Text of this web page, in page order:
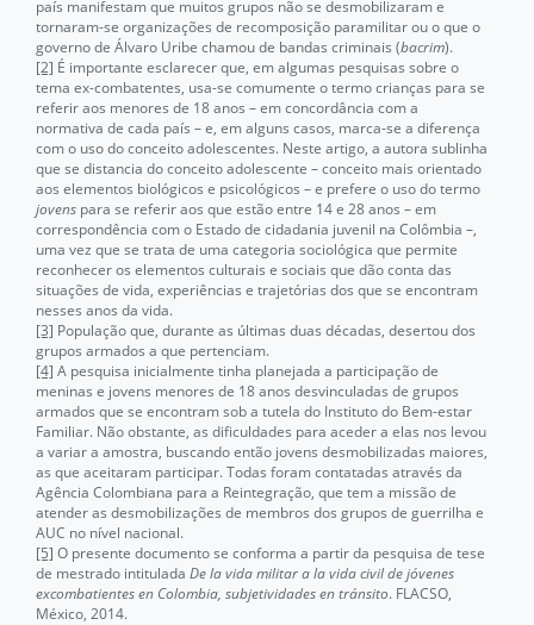
país manifestam que muitos grupos não se desmobilizaram e
tornaram-se organizações de recomposição paramilitar ou o que o
governo de Álvaro Uribe chamou de bandas criminais (bacrim).
[2] É importante esclarecer que, em algumas pesquisas sobre o
tema ex-combatentes, usa-se comumente o termo crianças para se
referir aos menores de 18 anos – em concordância com a
normativa de cada país – e, em alguns casos, marca-se a diferença
com o uso do conceito adolescentes. Neste artigo, a autora sublinha
que se distancia do conceito adolescente – conceito mais orientado
aos elementos biológicos e psicológicos – e prefere o uso do termo
jovens para se referir aos que estão entre 14 e 28 anos – em
correspondência com o Estado de cidadania juvenil na Colômbia –,
uma vez que se trata de uma categoria sociológica que permite
reconhecer os elementos culturais e sociais que dão conta das
situações de vida, experiências e trajetórias dos que se encontram
nesses anos da vida.
[3] População que, durante as últimas duas décadas, desertou dos
grupos armados a que pertenciam.
[4] A pesquisa inicialmente tinha planejada a participação de
meninas e jovens menores de 18 anos desvinculadas de grupos
armados que se encontram sob a tutela do Instituto do Bem-estar
Familiar. Não obstante, as dificuldades para aceder a elas nos levou
a variar a amostra, buscando então jovens desmobilizadas maiores,
as que aceitaram participar. Todas foram contatadas através da
Agência Colombiana para a Reintegração, que tem a missão de
atender as desmobilizações de membros dos grupos de guerrilha e
AUC no nível nacional.
[5] O presente documento se conforma a partir da pesquisa de tese
de mestrado intitulada De la vida militar a la vida civil de jóvenes
excombatientes en Colombia, subjetividades en tránsito. FLACSO,
México, 2014.